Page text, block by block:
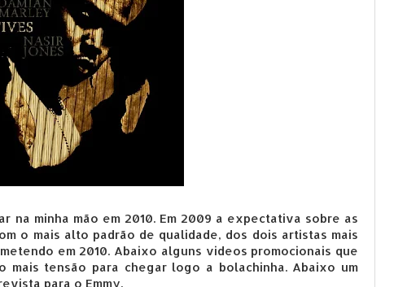
na minha mão em 2010. Em 2009 a expectativa sobre as
o mais alto padrão de qualidade, dos dois artistas mais
em 2010. Abaixo alguns videos promocionais que
mais tensão para chegar logo a bolachinha. Abaixo um
para o Emmy.